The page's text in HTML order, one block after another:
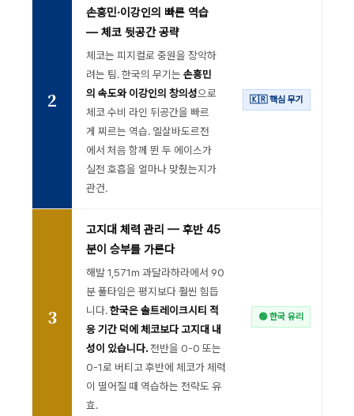
2
손흥민·이강인의 빠른 역습
— 체코 뒷공간 공략
체코는 피지컬로 중원을 장악하
려는 팀. 한국의 무기는 손흥민
의 속도와 이강인의 창의성으로
체코 수비 라인 뒤공간을 빠르
게 찌르는 역습. 엘살바도르전
에서 처음 함께 뛴 두 에이스가
실전 호흡을 얼마나 맞췄는지가
관건.
🇰🇷 핵심 무기
3
고지대 체력 관리 — 후반 45
분이 승부를 가른다
해발 1,571m 과달라하라에서 90
분 풀타임은 평지보다 훨씬 힘듭
니다.한국은 솔트레이크시티 적
응 기간 덕에 체코보다 고지대 내
성이 있습니다.전반을 0-0 또는
0-1로 버티고 후반에 체코가 체력
이 떨어질 때 역습하는 전략도 유
효.
🟢 한국 유리